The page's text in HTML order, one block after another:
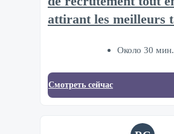
attirant les meilleurs
Около 30 мин.
Смотреть сейчас